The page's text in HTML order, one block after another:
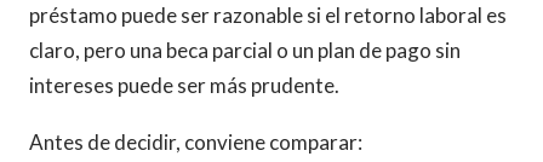
préstamo puede ser razonable si el retorno laboral es
claro, pero una beca parcial o un plan de pago sin
intereses puede ser más prudente.
Antes de decidir, conviene comparar: